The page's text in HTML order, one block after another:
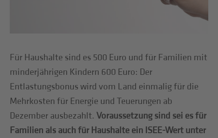
Für Haushalte sind es 500 Euro und für Familien mit
minderjährigen Kindern 600 Euro: Der
Entlastungsbonus wird vom Land einmalig für die
Mehrkosten für Energie und Teuerungen ab
Dezember ausbezahlt.Voraussetzung sind sei es für
Familien als auch für Haushalte ein ISEE-Wert unter